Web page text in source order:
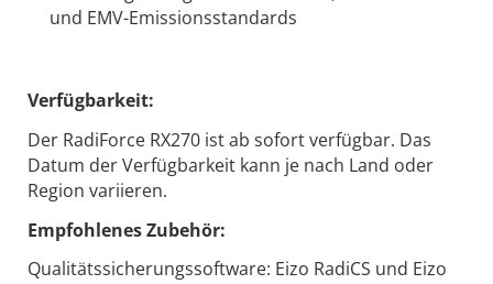
und EMV-Emissionsstandards
Verfügbarkeit:
Der RadiForce RX270 ist ab sofort verfügbar. Das
Datum der Verfügbarkeit kann je nach Land oder
Region variieren.
Empfohlenes Zubehör:
Qualitätssicherungssoftware: Eizo RadiCS und Eizo